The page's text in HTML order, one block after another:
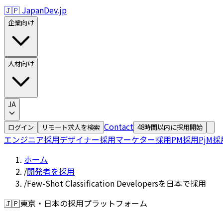
🇯🇵 JapanDev.jp
企業向け
人材向け
JA
ログイン リモート求人を検索 Contact 48時間以内に採用開始
エンジニア採用デザイナー採用マーケター採用PM採用PjM採
ホーム
/開発者を採用
/Few-Shot Classification Developersを日本で採用
🇯🇵東京・日本の採用プラットフォーム